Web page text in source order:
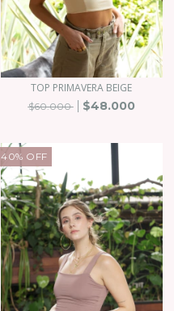
TOP PRIMAVERA BEIGE
$60.000 $48.000
40% OFF